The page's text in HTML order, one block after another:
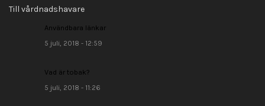
Till vårdnadshavare
Användbara länkar
5 juli, 2018 - 12:59
Vad är tobak?
5 juli, 2018 - 11:26